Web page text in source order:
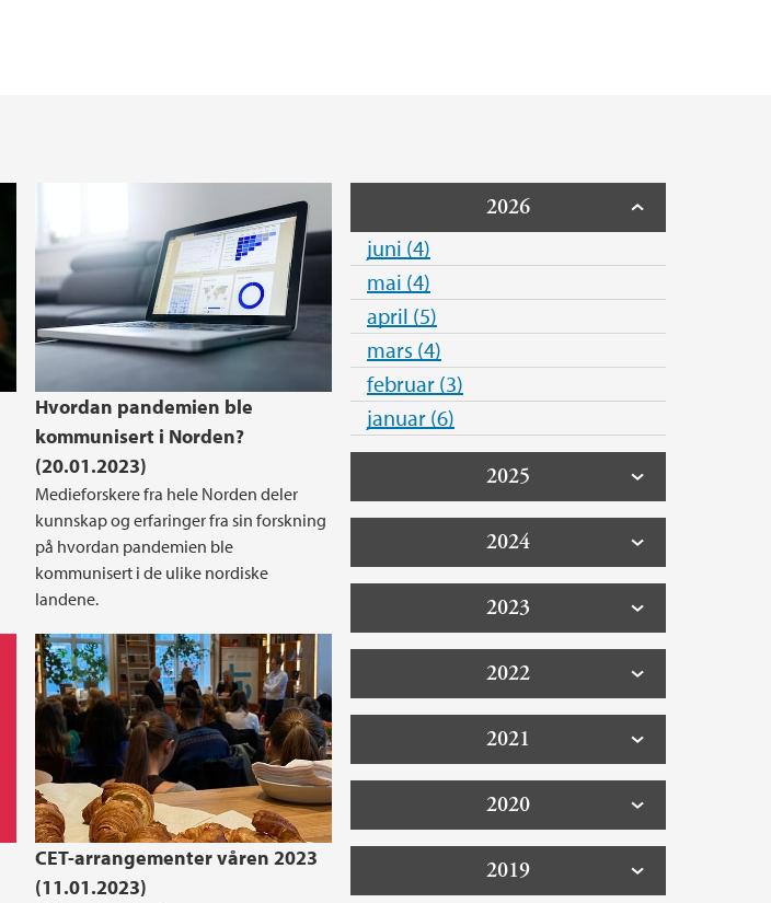
Hvordan pandemien ble
kommunisert i Norden?
(20.01.2023)
Medieforskere fra hele Norden deler
kunnskap og erfaringer fra sin forskning
på hvordan pandemien ble
kommunisert i de ulike nordiske
landene.
CET-arrangementer våren 2023
(11.01.2023)
2026
juni (4)
mai (4)
april (5)
mars (4)
februar (3)
januar (6)
2025
2024
2023
2022
2021
2020
2019